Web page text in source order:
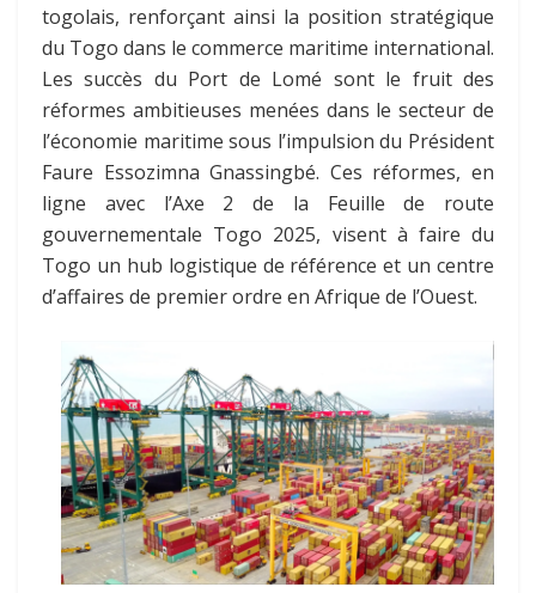
togolais, renforçant ainsi la position stratégique
du Togo dans le commerce maritime international.
Les succès du Port de Lomé sont le fruit des
réformes ambitieuses menées dans le secteur de
l’économie maritime sous l’impulsion du Président
Faure Essozimna Gnassingbé. Ces réformes, en
ligne avec l’Axe 2 de la Feuille de route
gouvernementale Togo 2025, visent à faire du
Togo un hub logistique de référence et un centre
d’affaires de premier ordre en Afrique de l’Ouest.